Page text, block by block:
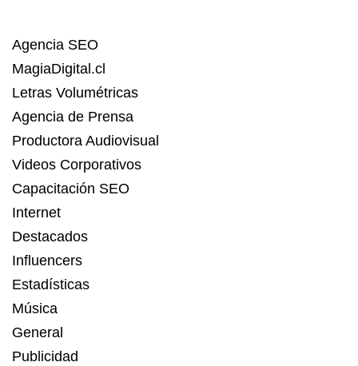
Agencia SEO
MagiaDigital.cl
Letras Volumétricas
Agencia de Prensa
Productora Audiovisual
Videos Corporativos
Capacitación SEO
Internet
Destacados
Influencers
Estadísticas
Música
General
Publicidad